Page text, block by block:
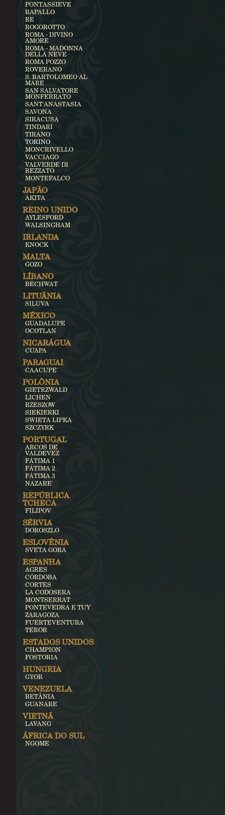
PONTASSIEVE
RAPALLO
RE
ROGOROTTO
ROMA - DIVINO
AMORE
ROMA - MADONNA
DELLA NEVE
ROMA POZZO
ROVERANO
S. BARTOLOMEO AL
MARE
SAN SALVATORE
MONFERRATO
SANT'ANASTASIA
SAVONA
SIRACUSA
TINDARI
TIRANO
TORINO
MONCRIVELLO
VACCIAGO
VALVERDE DI
REZZATO
MONTEFALCO
JAPÃO
AKITA
REINO UNIDO
AYLESFORD
WALSINGHAM
IRLANDA
KNOCK
MALTA
GOZO
LÍBANO
BECHWAT
LITUÂNIA
SILUVA
MÉXICO
GUADALUPE
OCOTLAN
NICARÁGUA
CUAPA
PARAGUAI
CAACUPE'
POLÔNIA
GIETRZWALD
LICHEN
RZESZOW
SIEKIERKI
SWIETA LIPKA
SZCZYRK
PORTUGAL
ARCOS DE
VALDEVEZ
FÁTIMA 1
FÁTIMA 2
FÁTIMA 3
NAZARE'
REPÚBLICA
TCHECA
FILIPOV
SÉRVIA
DOROSZLO
ESLOVÊNIA
SVETA GORA
ESPANHA
AGRES
CÓRDOBA
CORTES
LA CODOSERA
MONTSERRAT
PONTEVEDRA E TUY
ZARAGOZA
FUERTEVENTURA
TEROR
ESTADOS UNIDOS
CHAMPION
FOSTORIA
HUNGRIA
GYOR
VENEZUELA
BETÂNIA
GUANARE
VIETNÃ
LAVANG
ÁFRICA DO SUL
NGOME